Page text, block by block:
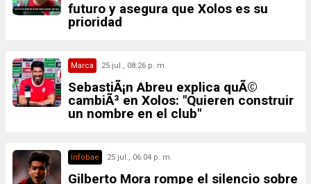
futuro y asegura que Xolos es su
prioridad
Marca 25 jul., 08:26 p. m.
SebastiÃ¡n Abreu explica quÃ©
cambiÃ³ en Xolos: "Quieren construir
un nombre en el club"
Infobae 25 jul., 06:04 p. m.
Gilberto Mora rompe el silencio sobre